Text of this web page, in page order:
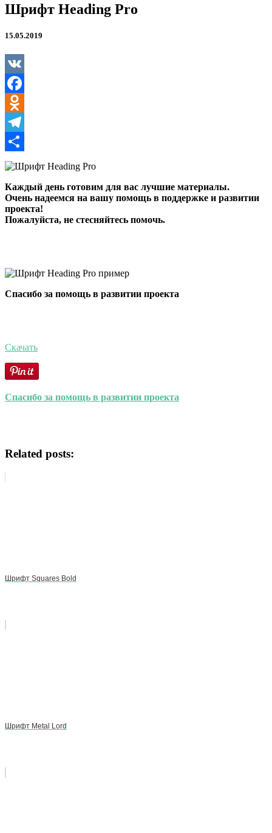
Шрифт Heading Pro
15.05.2019
VK
Facebook
Odnoklassniki
Telegram
Отправить
Каждый день готовим для вас лучшие материалы.
Очень надеемся на вашу помощь в поддержке и развитии
проекта!
Пожалуйста, не стесняйтесь помочь.
Спасибо за помощь в развитии проекта
Скачать
Спасибо за помощь в развитии проекта
Related posts:
Шрифт Squares Bold
Шрифт Metal Lord